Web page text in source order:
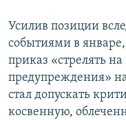
Усилив позиции
событиями в
приказ «стрелять
предупреждения»
стал допускать
косвенную,